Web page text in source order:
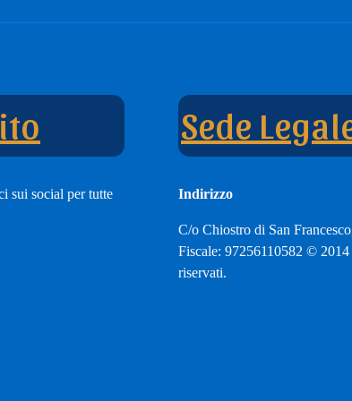
sui social per tutte
Sede
Indirizzo
C/o Chiostro di San
Fiscale: 97256110582 ©
riservati.